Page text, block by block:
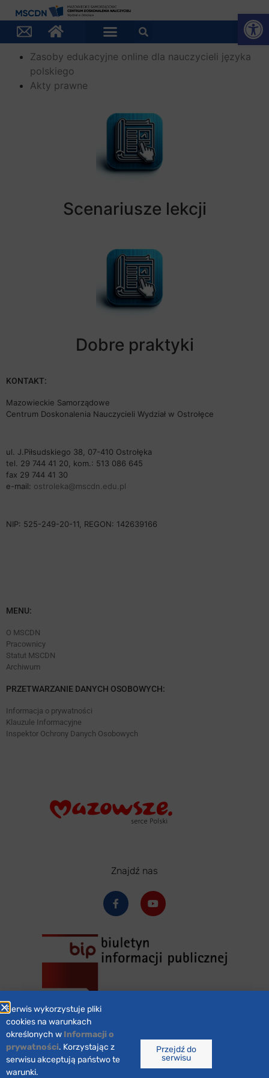
Zasoby edukacyjne online dla nauczycieli języka
polskiego
Akty prawne
Scenariusze lekcji
Dobre praktyki
KONTAKT:
Mazowieckie Samorządowe
Centrum Doskonalenia Nauczycieli Wydział w Ostrołęce
ul. J.Piłsudskiego 38, 07-410 Ostrołęka
tel. 29 744 41 20, kom.: 513 086 645
fax 29 744 41 30
e-mail: ostroleka@mscdn.edu.pl
NIP: 525-249-20-11, REGON: 142639166
MENU:
O MSCDN
Pracownicy
Statut MSCDN
Archiwum
PRZETWARZANIE DANYCH OSOBOWYCH:
Informacja o prywatności
Klauzule Informacyjne
Inspektor Ochrony Danych Osobowych
Znajdź nas
Zaprojektowane przez marsa studio
Serwis wykorzystuje pliki
cookies na warunkach
określonych w Informacji o
prywatności. Korzystając z
serwisu akceptują państwo te
warunki.
Przejdź do
serwisu